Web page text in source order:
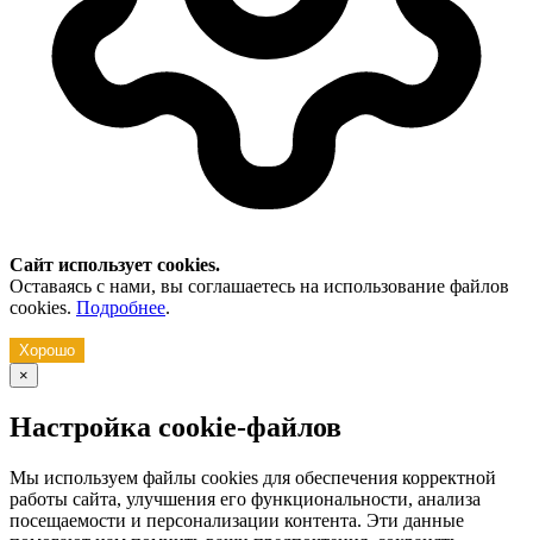
Сайт использует cookies.
Оставаясь с нами, вы соглашаетесь на использование файлов
cookies. Подробнее.
Хорошо
×
Настройка cookie-файлов
Мы используем файлы cookies для обеспечения корректной
работы сайта, улучшения его функциональности, анализа
посещаемости и персонализации контента. Эти данные